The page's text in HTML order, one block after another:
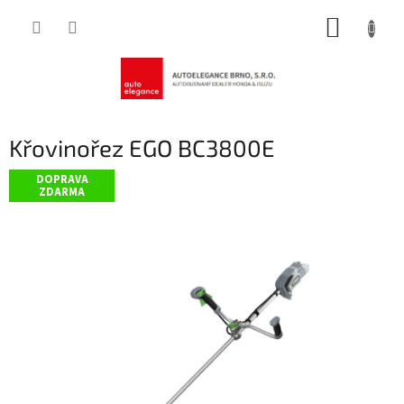
Křovinořez EGO BC3800E
DOPRAVA
ZDARMA